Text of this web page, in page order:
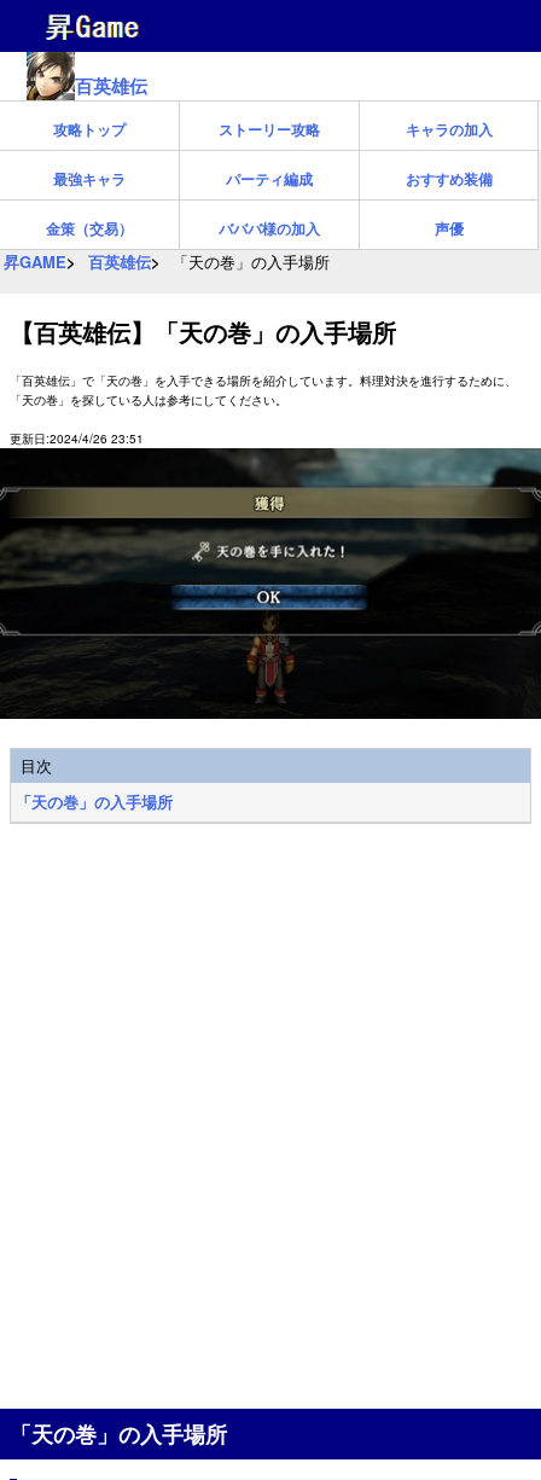
百英雄伝
攻略トップ ストーリー攻略 キャラの加入
最強キャラ パーティ編成 おすすめ装備
金策（交易） バババ様の加入 声優
昇GAME 百英雄伝 「天の巻」の入手場所
【百英雄伝】「天の巻」の入手場所
「百英雄伝」で「天の巻」を入手できる場所を紹介しています。料理対決を進行するために、
「天の巻」を探している人は参考にしてください。
更新日:2024/4/26 23:51
目次
「天の巻」の入手場所
「天の巻」の入手場所